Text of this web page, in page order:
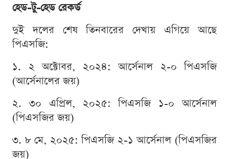
হেড-টু-হেড রেকর্ড
দুই দলের শেষ তিনবারের দেখায় এগিয়ে আছে
পিএসজি:
১. ২ অক্টোবর, ২০২৪: আর্সেনাল ২-০ পিএসজি
(আর্সেনালের জয়)
২. ৩০ এপ্রিল, ২০২৫: পিএসজি ১-০ আর্সেনাল
(পিএসজির জয়)
৩. ৮ মে, ২০২৫: পিএসজি ২-১ আর্সেনাল (পিএসজির
জয়)